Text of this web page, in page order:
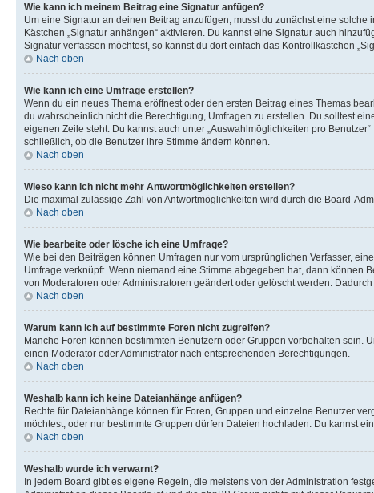
Wie kann ich meinem Beitrag eine Signatur anfügen?
Um eine Signatur an deinen Beitrag anzufügen, musst du zunächst eine
Kästchen „Signatur anhängen“ aktivieren. Du kannst eine Signatur auch
Signatur verfassen möchtest, so kannst du dort einfach das Kontrollkästchen
Nach oben
Wie kann ich eine Umfrage erstellen?
Wenn du ein neues Thema eröffnest oder den ersten Beitrag eines Themas
du wahrscheinlich nicht die Berechtigung, Umfragen zu erstellen. Du solltest
eigenen Zeile steht. Du kannst auch unter „Auswahlmöglichkeiten pro
schließlich, ob die Benutzer ihre Stimme ändern können.
Nach oben
Wieso kann ich nicht mehr Antwortmöglichkeiten erstellen?
Die maximal zulässige Zahl von Antwortmöglichkeiten wird durch die Board-
Nach oben
Wie bearbeite oder lösche ich eine Umfrage?
Wie bei den Beiträgen können Umfragen nur vom ursprünglichen Verfasser,
Umfrage verknüpft. Wenn niemand eine Stimme abgegeben hat, dann
von Moderatoren oder Administratoren geändert oder gelöscht werden.
Nach oben
Warum kann ich auf bestimmte Foren nicht zugreifen?
Manche Foren können bestimmten Benutzern oder Gruppen vorbehalten
einen Moderator oder Administrator nach entsprechenden Berechtigungen.
Nach oben
Weshalb kann ich keine Dateianhänge anfügen?
Rechte für Dateianhänge können für Foren, Gruppen und einzelne Benutzer
möchtest, oder nur bestimmte Gruppen dürfen Dateien hochladen. Du kannst
Nach oben
Weshalb wurde ich verwarnt?
In jedem Board gibt es eigene Regeln, die meistens von der Administration